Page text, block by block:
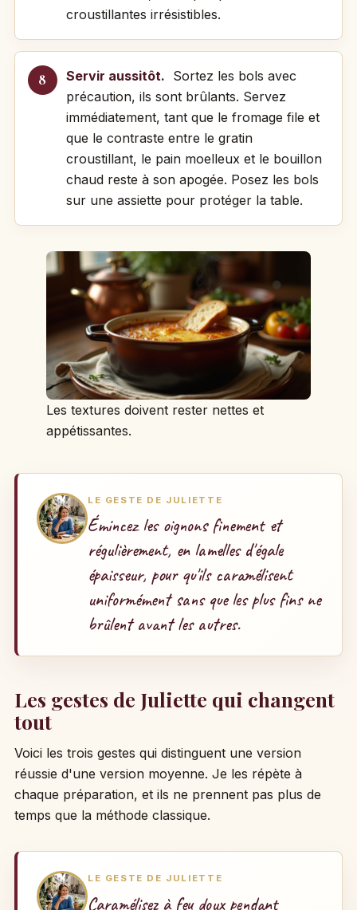
croustillantes irrésistibles.
Servir aussitôt. Sortez les bols avec
précaution, ils sont brûlants. Servez
immédiatement, tant que le fromage file et
que le contraste entre le gratin
croustillant, le pain moelleux et le bouillon
chaud reste à son apogée. Posez les bols
sur une assiette pour protéger la table.
Les textures doivent rester nettes et
appétissantes.
LE GESTE DE JULIETTE
Émincez les oignons finement et
régulièrement, en lamelles d'égale
épaisseur, pour qu'ils caramélisent
uniformément sans que les plus fins ne
brûlent avant les autres.
Les gestes de Juliette qui changent
tout
Voici les trois gestes qui distinguent une version
réussie d'une version moyenne. Je les répète à
chaque préparation, et ils ne prennent pas plus de
temps que la méthode classique.
LE GESTE DE JULIETTE
Caramélisez à feu doux pendant